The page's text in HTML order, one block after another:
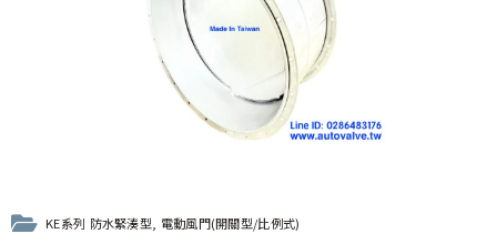
KE系列 防水緊湊型, 電動風門(開關型/比例式)